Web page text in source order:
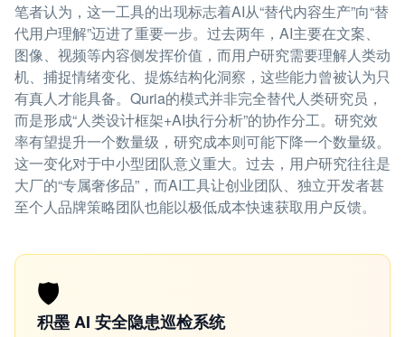
笔者认为，这一工具的出现标志着AI从“替代内容生产”向“替
代用户理解”迈进了重要一步。过去两年，AI主要在文案、
图像、视频等内容侧发挥价值，而用户研究需要理解人类动
机、捕捉情绪变化、提炼结构化洞察，这些能力曾被认为只
有真人才能具备。Quria的模式并非完全替代人类研究员，
而是形成“人类设计框架+AI执行分析”的协作分工。研究效
率有望提升一个数量级，研究成本则可能下降一个数量级。
这一变化对于中小型团队意义重大。过去，用户研究往往是
大厂的“专属奢侈品”，而AI工具让创业团队、独立开发者甚
至个人品牌策略团队也能以极低成本快速获取用户反馈。
🛡️
积墨 AI 安全隐患巡检系统